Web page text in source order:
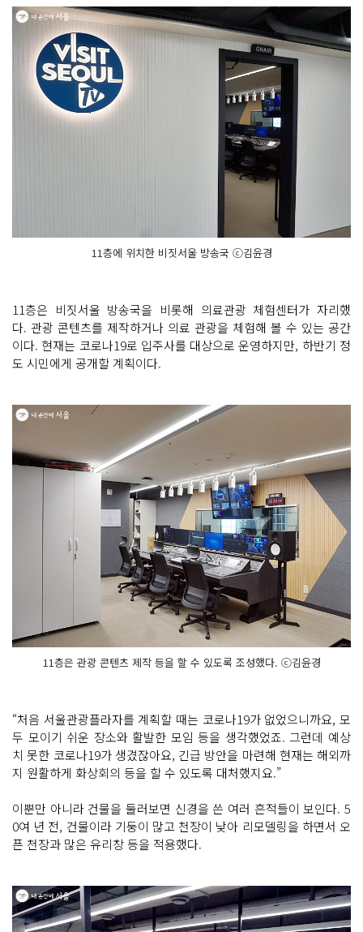
11층에 위치한 비짓서울 방송국 ⓒ김윤경
11층은 비짓서울 방송국을 비롯해 의료관광 체험센터가 자리했
다. 관광 콘텐츠를 제작하거나 의료 관광을 체험해 볼 수 있는 공간
이다. 현재는 코로나19로 입주사를 대상으로 운영하지만, 하반기 정
도 시민에게 공개할 계획이다.
11층은 관광 콘텐츠 제작 등을 할 수 있도록 조성했다. ⓒ김윤경
“처음 서울관광플라자를 계획할 때는 코로나19가 없었으니까요, 모
두 모이기 쉬운 장소와 활발한 모임 등을 생각했었죠. 그런데 예상
치 못한 코로나19가 생겼잖아요, 긴급 방안을 마련해 현재는 해외까
지 원활하게 화상회의 등을 할 수 있도록 대처했지요.”
이뿐만 아니라 건물을 둘러보면 신경을 쓴 여러 흔적들이 보인다. 5
0여 년 전, 건물이라 기둥이 많고 천장이 낮아 리모델링을 하면서 오
픈 천장과 많은 유리창 등을 적용했다.